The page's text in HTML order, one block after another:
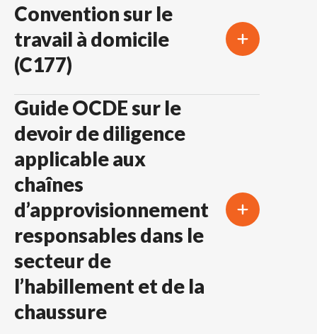
Convention sur le
travail à domicile
(C177)
Guide OCDE sur le
devoir de diligence
applicable aux
chaînes
d’approvisionnement
responsables dans le
secteur de
l’habillement et de la
chaussure